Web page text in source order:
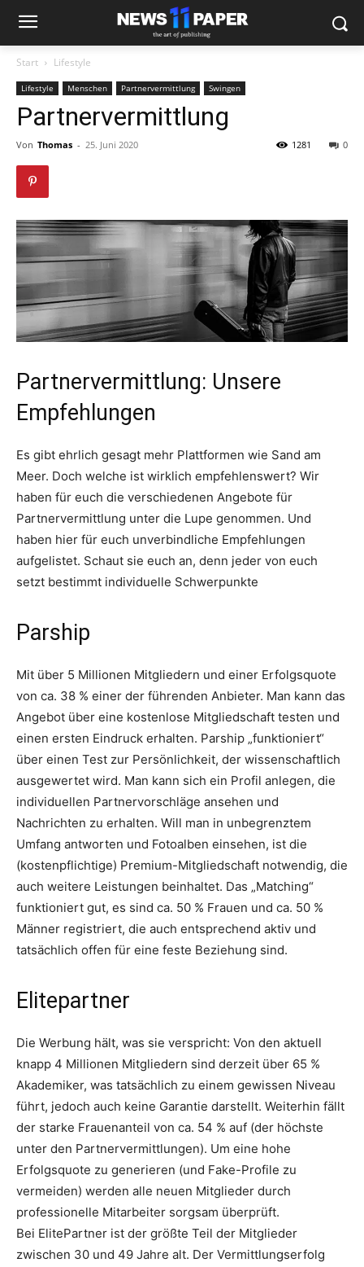
Start Lifestyle
Lifestyle Menschen Partnervermittlung Swingen
Partnervermittlung
Von Thomas - 25. Juni 2020 0
1281
Partnervermittlung: Unsere
Empfehlungen
Es gibt ehrlich gesagt mehr Plattformen wie Sand am
Meer. Doch welche ist wirklich empfehlenswert? Wir
haben für euch die verschiedenen Angebote für
Partnervermittlung unter die Lupe genommen. Und
haben hier für euch unverbindliche Empfehlungen
aufgelistet. Schaut sie euch an, denn jeder von euch
setzt bestimmt individuelle Schwerpunkte
Parship
Mit über 5 Millionen Mitgliedern und einer Erfolgsquote
von ca. 38 % einer der führenden Anbieter. Man kann das
Angebot über eine kostenlose Mitgliedschaft testen und
einen ersten Eindruck erhalten. Parship „funktioniert“
über einen Test zur Persönlichkeit, der wissenschaftlich
ausgewertet wird. Man kann sich ein Profil anlegen, die
individuellen Partnervorschläge ansehen und
Nachrichten zu erhalten. Will man in unbegrenztem
Umfang antworten und Fotoalben einsehen, ist die
(kostenpflichtige) Premium-Mitgliedschaft notwendig, die
auch weitere Leistungen beinhaltet. Das „Matching“
funktioniert gut, es sind ca. 50 % Frauen und ca. 50 %
Männer registriert, die auch entsprechend aktiv und
tatsächlich offen für eine feste Beziehung sind.
Elitepartner
Die Werbung hält, was sie verspricht: Von den aktuell
knapp 4 Millionen Mitgliedern sind derzeit über 65 %
Akademiker, was tatsächlich zu einem gewissen Niveau
führt, jedoch auch keine Garantie darstellt. Weiterhin fällt
der starke Frauenanteil von ca. 54 % auf (der höchste
unter den Partnervermittlungen). Um eine hohe
Erfolgsquote zu generieren (und Fake-Profile zu
vermeiden) werden alle neuen Mitglieder durch
professionelle Mitarbeiter sorgsam überprüft.
Bei ElitePartner ist der größte Teil der Mitglieder
zwischen 30 und 49 Jahre alt. Der Vermittlungserfolg